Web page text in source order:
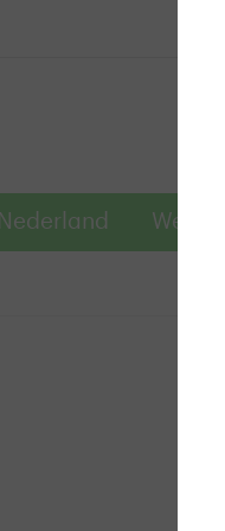
Nederland